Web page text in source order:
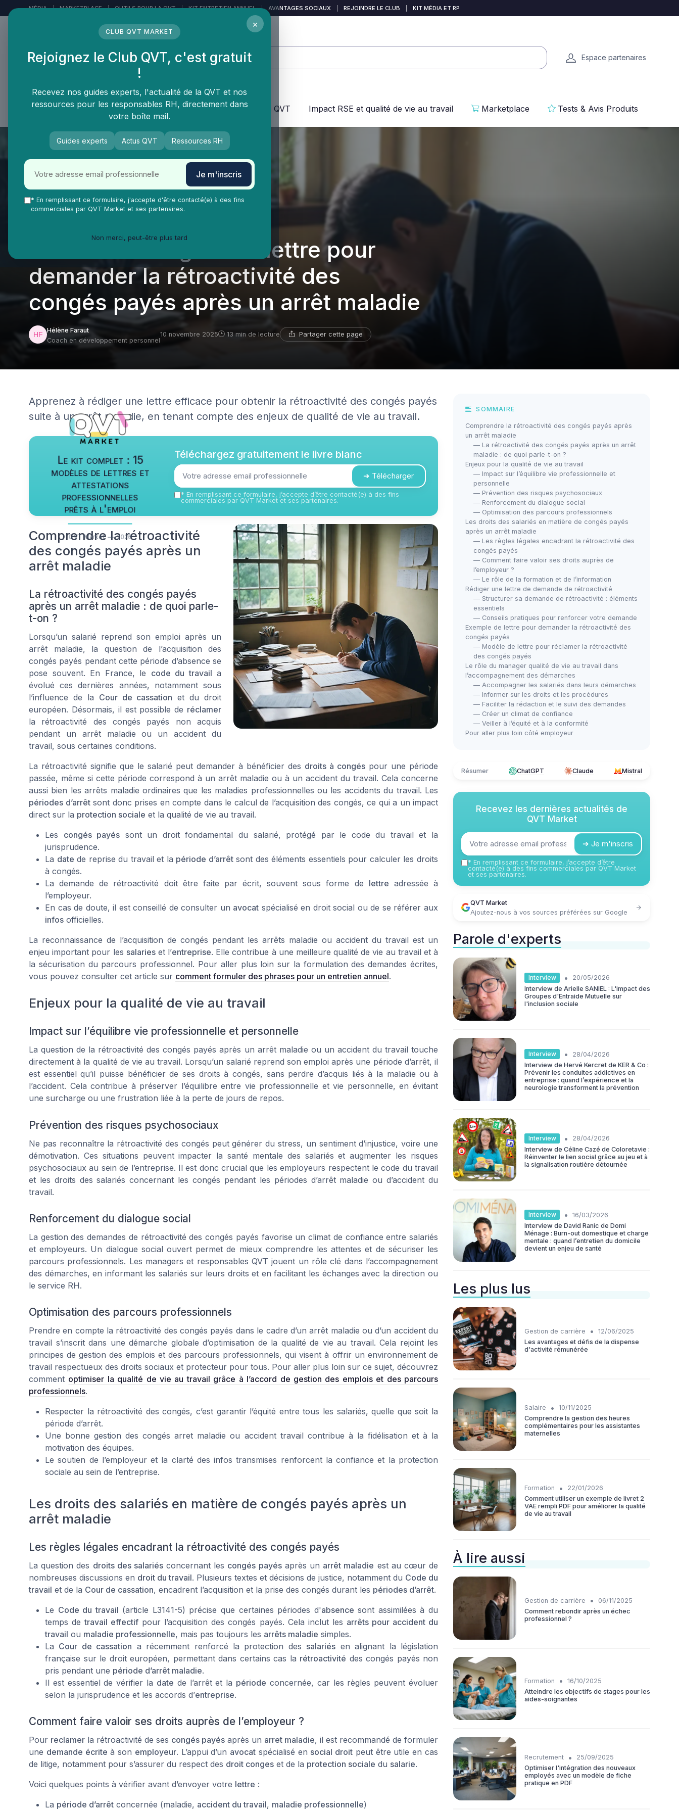
MÉDIA | MARKETPLACE | OUTILS POUR LA QVT | KIT ENTRETIEN ANNUEL | AVANTAGES SOCIAUX REJOINDRE LE CLUB KIT MÉDIA ET RP
LE MÉDIA DES
Espace partenaires
Vie Ma Vie dans la QVT Tendances QVT Enjeux dans la QVT Impact RSE et qualité de vie au travail Marketplace Tests & Avis Produits
Comment rédiger une lettre pour
demander la rétroactivité des
congés payés après un arrêt maladie
Hélène Faraut
Coach en développement personnel
10 novembre 2025 13 min de lecture Partager cette page
Apprenez à rédiger une lettre efficace pour obtenir la rétroactivité des congés payés
suite à un arrêt maladie, en tenant compte des enjeux de qualité de vie au travail.
Le kit complet : 15
modèles de lettres et
attestations
professionnelles
prêts à l'emploi
QVT Market — 2026
Téléchargez gratuitement le livre blanc
➔ Télécharger
* En remplissant ce formulaire, j’accepte d’être contacté(e) à des fins
commerciales par QVT Market et ses partenaires.
Comprendre la rétroactivité
des congés payés après un
arrêt maladie
La rétroactivité des congés payés
après un arrêt maladie : de quoi parle-
t-on ?
Lorsqu’un salarié reprend son emploi après un
arrêt maladie, la question de l’acquisition des
congés payés pendant cette période d’absence se
pose souvent. En France, le code du travail a
évolué ces dernières années, notamment sous
l’influence de la Cour de cassation et du droit
européen. Désormais, il est possible de réclamer
la rétroactivité des congés payés non acquis
pendant un arrêt maladie ou un accident du
travail, sous certaines conditions.
La rétroactivité signifie que le salarié peut demander à bénéficier des droits à congés pour une période
passée, même si cette période correspond à un arrêt maladie ou à un accident du travail. Cela concerne
aussi bien les arrêts maladie ordinaires que les maladies professionnelles ou les accidents du travail. Les
périodes d’arrêtsont donc prises en compte dans le calcul de l’acquisition des congés, ce qui a un impact
direct sur la protection sociale et la qualité de vie au travail.
Les congés payés sont un droit fondamental du salarié, protégé par le code du travail et la
jurisprudence.
La date de reprise du travail et la période d’arrêtsont des éléments essentiels pour calculer les droits
à congés.
La demande de rétroactivité doit être faite par écrit, souvent sous forme de lettre adressée à
l’employeur.
En cas de doute, il est conseillé de consulter un avocat spécialisé en droit social ou de se référer aux
infos officielles.
La reconnaissance de l’acquisition de congés pendant les arrêts maladie ou accident du travail est un
enjeu important pour les salarieset l’entreprise. Elle contribue à une meilleure qualité de vie au travail et à
la sécurisation du parcours professionnel. Pour aller plus loin sur la formulation des demandes écrites,
vous pouvez consulter cet article sur comment formuler des phrases pour un entretien annuel.
Enjeux pour la qualité de vie au travail
Impact sur l’équilibre vie professionnelle et personnelle
La question de la rétroactivité des congés payés après un arrêt maladie ou un accident du travail touche
directement à la qualité de vie au travail. Lorsqu’un salarié reprend son emploi après une période d’arrêt, il
est essentiel qu’il puisse bénéficier de ses droits à congés, sans perdre d’acquis liés à la maladie ou à
l’accident. Cela contribue à préserver l’équilibre entre vie professionnelle et vie personnelle, en évitant
une surcharge ou une frustration liée à la perte de jours de repos.
Prévention des risques psychosociaux
Ne pas reconnaître la rétroactivité des congés peut générer du stress, un sentiment d’injustice, voire une
démotivation. Ces situations peuvent impacter la santé mentale des salariés et augmenter les risques
psychosociaux au sein de l’entreprise. Il est donc crucial que les employeurs respectent le code du travail
et les droits des salariés concernant les congés pendant les périodes d’arrêt maladie ou d’accident du
travail.
Renforcement du dialogue social
La gestion des demandes de rétroactivité des congés payés favorise un climat de confiance entre salariés
et employeurs. Un dialogue social ouvert permet de mieux comprendre les attentes et de sécuriser les
parcours professionnels. Les managers et responsables QVT jouent un rôle clé dans l’accompagnement
des démarches, en informant les salariés sur leurs droits et en facilitant les échanges avec la direction ou
le service RH.
Optimisation des parcours professionnels
Prendre en compte la rétroactivité des congés payés dans le cadre d’un arrêt maladie ou d’un accident du
travail s’inscrit dans une démarche globale d’optimisation de la qualité de vie au travail. Cela rejoint les
principes de gestion des emplois et des parcours professionnels, qui visent à offrir un environnement de
travail respectueux des droits sociaux et protecteur pour tous. Pour aller plus loin sur ce sujet, découvrez
comment optimiser la qualité de vie au travail grâce à l’accord de gestion des emplois et des parcours
professionnels.
Respecter la rétroactivité des congés, c’est garantir l’équité entre tous les salariés, quelle que soit la
période d’arrêt.
Une bonne gestion des congés arret maladie ou accident travail contribue à la fidélisation et à la
motivation des équipes.
Le soutien de l’employeur et la clarté des infos transmises renforcent la confiance et la protection
sociale au sein de l’entreprise.
Les droits des salariés en matière de congés payés après un
arrêt maladie
Les règles légales encadrant la rétroactivité des congés payés
La question des droits des salariésconcernant les congés payésaprès un arrêt maladie est au cœur de
nombreuses discussions en droit du travail. Plusieurs textes et décisions de justice, notamment du Code du
travail et de la Cour de cassation, encadrent l’acquisition et la prise des congés durant les périodes d’arrêt.
Le Code du travail (article L3141-5) précise que certaines périodes d'absence sont assimilées à du
temps detravail effectif pour l’acquisition des congés payés. Cela inclut les arrêts pour accident du
travail ou maladie professionnelle, mais pas toujours les arrêts maladie simples.
La Cour de cassation a récemment renforcé la protection des salariés en alignant la législation
française sur le droit européen, permettant dans certains cas la rétroactivité des congés payés non
pris pendant une période d’arrêt maladie.
Il est essentiel de vérifier la date de l’arrêt et la période concernée, car les règles peuvent évoluer
selon la jurisprudence et les accords d’entreprise.
Comment faire valoir ses droits auprès de l’employeur ?
Pour reclamer la rétroactivité de ses congés payés après un arret maladie, il est recommandé de formuler
une demande écrite à son employeur. L’appui d’un avocat spécialisé en social droit peut être utile en cas
de litige, notamment pour s’assurer du respect des droit conges et de la protection sociale du salarie.
Voici quelques points à vérifier avant d’envoyer votre lettre :
La période d’arrêt concernée (maladie, accident du travail, maladie professionnelle)
SOMMAIRE
Comprendre la rétroactivité des congés payés après
un arrêt maladie
— La rétroactivité des congés payés après un arrêt
maladie : de quoi parle-t-on ?
Enjeux pour la qualité de vie au travail
— Impact sur l’équilibre vie professionnelle et
personnelle
— Prévention des risques psychosociaux
— Renforcement du dialogue social
— Optimisation des parcours professionnels
Les droits des salariés en matière de congés payés
après un arrêt maladie
— Les règles légales encadrant la rétroactivité des
congés payés
— Comment faire valoir ses droits auprès de
l’employeur ?
— Le rôle de la formation et de l’information
Rédiger une lettre de demande de rétroactivité
— Structurer sa demande de rétroactivité : éléments
essentiels
— Conseils pratiques pour renforcer votre demande
Exemple de lettre pour demander la rétroactivité des
congés payés
— Modèle de lettre pour réclamer la rétroactivité
des congés payés
Le rôle du manager qualité de vie au travail dans
l’accompagnement des démarches
— Accompagner les salariés dans leurs démarches
— Informer sur les droits et les procédures
— Faciliter la rédaction et le suivi des demandes
— Créer un climat de confiance
— Veiller à l’équité et à la conformité
Pour aller plus loin côté employeur
Résumer ChatGPT Claude Mistral
Recevez les dernières actualités de
QVT Market
➔ Je m'inscris
* En remplissant ce formulaire, j’accepte d’être
contacté(e) à des fins commerciales par QVT Market
et ses partenaires.
QVT Market
Ajoutez-nous à vos sources préférées sur Google
Parole d'experts
Interview •
20/05/2026
Interview de Arielle SANIEL : L'impact des
Groupes d'Entraide Mutuelle sur
l'inclusion sociale
Interview •
28/04/2026
Interview de Hervé Kercret de KER & Co :
Prévenir les conduites addictives en
entreprise : quand l’expérience et la
neurologie transforment la prévention
Interview •
28/04/2026
Interview de Céline Cazé de Coloretavie :
Réinventer le lien social grâce au jeu et à
la signalisation routière détournée
Interview •
16/03/2026
Interview de David Ranic de Domi
Ménage : Burn-out domestique et charge
mentale : quand l’entretien du domicile
devient un enjeu de santé
Les plus lus
Gestion de carrière •
12/06/2025
Les avantages et défis de la dispense
d'activité rémunérée
Salaire •
10/11/2025
Comprendre la gestion des heures
complémentaires pour les assistantes
maternelles
Formation •
22/01/2026
Comment utiliser un exemple de livret 2
VAE rempli PDF pour améliorer la qualité
de vie au travail
À lire aussi
Gestion de carrière •
06/11/2025
Comment rebondir après un échec
professionnel ?
Formation •
16/10/2025
Atteindre les objectifs de stages pour les
aides-soignantes
Recrutement •
25/09/2025
Optimiser l'intégration des nouveaux
employés avec un modèle de fiche
pratique en PDF
×
CLUB QVT MARKET
Rejoignez le Club QVT, c'est gratuit
!
Recevez nos guides experts, l'actualité de la QVT et nos
ressources pour les responsables RH, directement dans
votre boîte mail.
Guides experts Actus QVT Ressources RH
Je m'inscris
* En remplissant ce formulaire, j'accepte d'être contacté(e) à des fins
commerciales par QVT Market et ses partenaires.
Non merci, peut-être plus tard
Panneau de gestion des cookies